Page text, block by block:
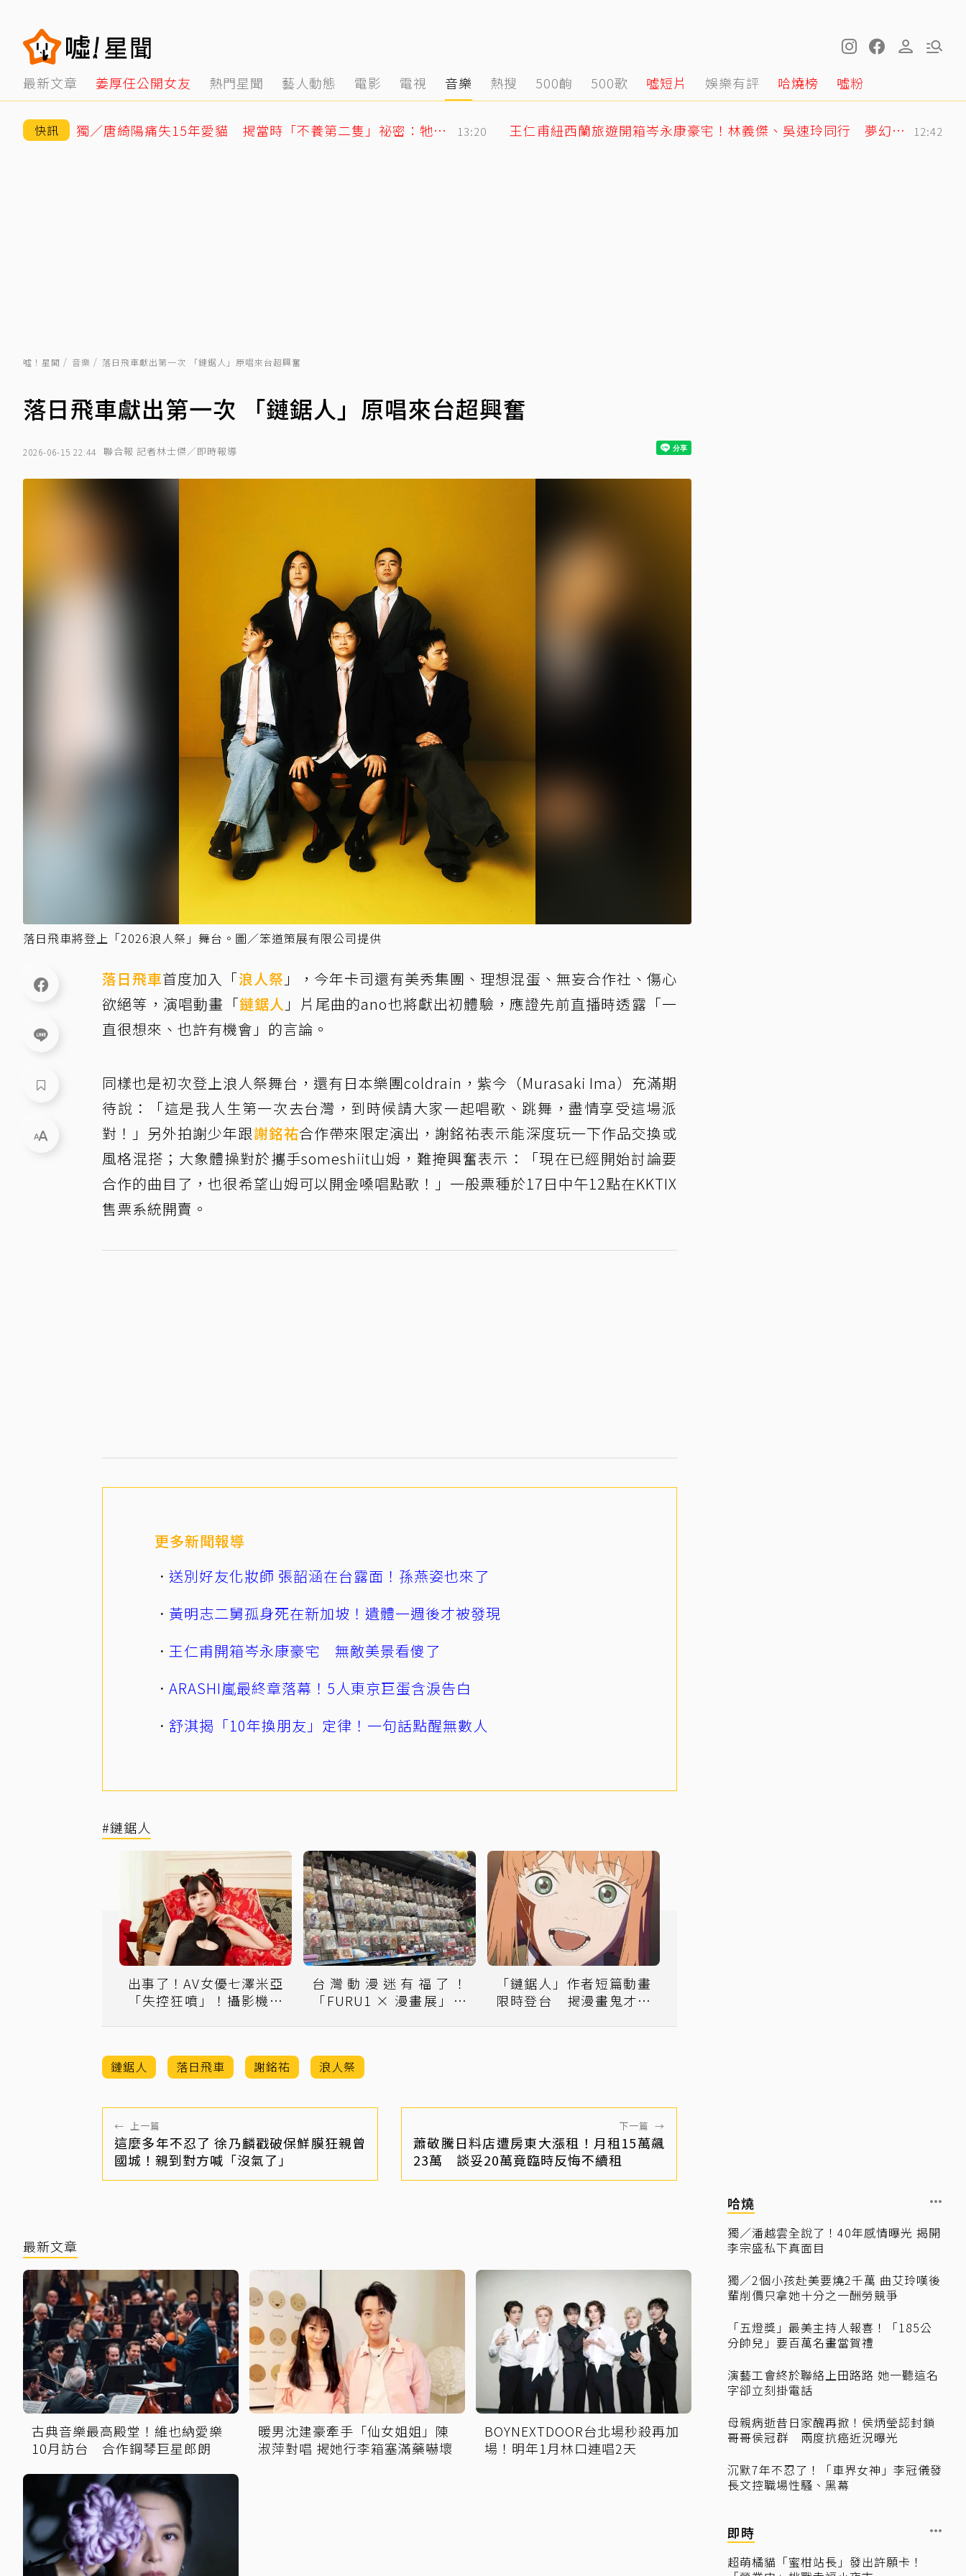
最新文章 姜厚任公開女友 熱門星聞 藝人動態 電影 電視 音樂 熱搜 500齣 500歌 噓短片 娛樂有評 哈燒榜 噓粉
快訊 獨／唐綺陽痛失15年愛貓 揭當時「不養第二隻」祕密：牠為此狠咬我 13:20 王仁甫紐西蘭旅遊開箱岑永康豪宅！林義傑、吳速玲同行 夢幻美景全曝光 12:42
噓！星聞 音樂 落日飛車獻出第一次 「鏈鋸人」原唱來台超興奮
落日飛車獻出第一次 「鏈鋸人」原唱來台超興奮
2026-06-15 22:44 聯合報 記者林士傑／即時報導
落日飛車將登上「2026浪人祭」舞台。圖／笨道策展有限公司提供
落日飛車首度加入「浪人祭 」，今年卡司還有美秀集團、理想混蛋、無妄合作社、傷心
欲絕等，演唱動畫「鏈鋸人 」片尾曲的ano也將獻出初體驗，應證先前直播時透露「一
直很想來、也許有機會」的言論。
同樣也是初次登上浪人祭舞台，還有日本樂團coldrain，紫今（Murasaki Ima）充滿期
待說：「這是我人生第一次去台灣，到時候請大家一起唱歌、跳舞，盡情享受這場派
對！」另外拍謝少年跟謝銘祐合作帶來限定演出，謝銘祐表示能深度玩一下作品交換或
風格混搭；大象體操對於攜手someshiit山姆，難掩興奮表示：「現在已經開始討論要
合作的曲目了，也很希望山姆可以開金嗓唱點歌！」一般票種於17日中午12點在KKTIX
售票系統開賣。
更多新聞報導
送別好友化妝師 張韶涵在台露面！孫燕姿也來了
黃明志二舅孤身死在新加坡！遺體一週後才被發現
王仁甫開箱岑永康豪宅 無敵美景看傻了
ARASHI嵐最終章落幕！5人東京巨蛋含淚告白
舒淇揭「10年換朋友」定律！一句話點醒無數人
#鏈鋸人
出事了！AV女優七澤米亞
「失控狂噴」！攝影機濕
台灣動漫迷有福了！
「FURU1 × 漫畫展」進
「鏈鋸人」作者短篇動畫
限時登台 揭漫畫鬼才藤
鏈鋸人 落日飛車 謝銘祐 浪人祭
← 上一篇
這麼多年不忍了 徐乃麟戳破保鮮膜狂親曾
國城！親到對方喊「沒氣了」
下一篇 →
蕭敬騰日料店遭房東大漲租！月租15萬飆
23萬 談妥20萬竟臨時反悔不續租
最新文章
古典音樂最高殿堂！維也納愛樂
10月訪台 合作鋼琴巨星郎朗
暖男沈建豪牽手「仙女姐姐」陳
淑萍對唱 揭她行李箱塞滿藥嚇壞
BOYNEXTDOOR台北場秒殺再加
場！明年1月林口連唱2天
哈燒
獨／潘越雲全說了！40年感情曝光 揭開
李宗盛私下真面目
獨／2個小孩赴美要燒2千萬 曲艾玲嘆後
輩削價只拿她十分之一酬勞競爭
「五燈獎」最美主持人報喜！「185公
分帥兒」要百萬名畫當賀禮
演藝工會終於聯絡上田路路 她一聽這名
字卻立刻掛電話
母親病逝昔日家醜再掀！侯炳瑩認封鎖
哥哥侯冠群 兩度抗癌近況曝光
沉默7年不忍了！「車界女神」李冠儀發
長文控職場性騷、黑幕
即時
超萌橘貓「蜜柑站長」發出許願卡！